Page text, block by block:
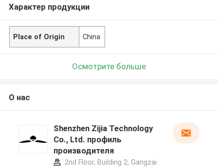
Характер продукции
Place of Origin China
Осмотрите больше
О нас
Shenzhen Zijia Technology
Co., Ltd. профиль
производителя
2nd Floor, Building 2, Gangzai